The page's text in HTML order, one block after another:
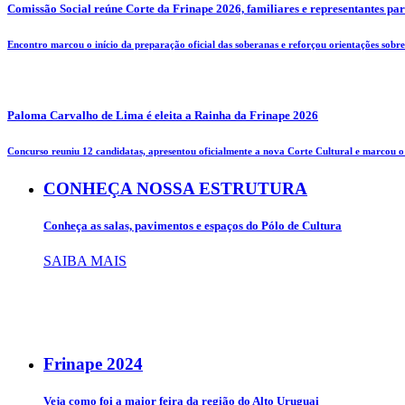
Comissão Social reúne Corte da Frinape 2026, familiares e representantes
Encontro marcou o início da preparação oficial das soberanas e reforçou orientações
Paloma Carvalho de Lima é eleita a Rainha da Frinape 2026
Concurso reuniu 12 candidatas, apresentou oficialmente a nova Corte Cultural e marcou
CONHEÇA NOSSA ESTRUTURA
Conheça as salas, pavimentos e espaços do Pólo de Cultura
SAIBA MAIS
Frinape 2024
Veja como foi a maior feira da região do Alto Uruguai